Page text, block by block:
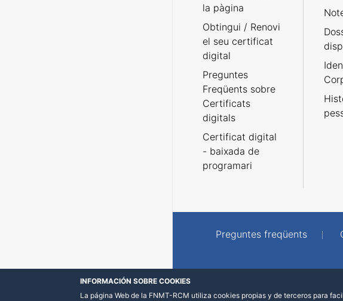
la pàgina
Obtingui / Renovi
el seu certificat
digital
Preguntes
Freqüents sobre
Certificats
digitals
Certificat digital
- baixada de
programari
Preguntes freqüents
INFORMACIÓN SOBRE COOKIES
La página Web de la FNMT-RCM utiliza cookies propias y de terceros para